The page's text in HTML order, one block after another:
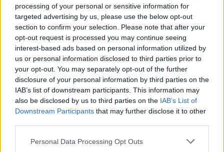
processing of your personal or sensitive information for
targeted advertising by us, please use the below opt-out
section to confirm your selection. Please note that after your
opt-out request is processed you may continue seeing
interest-based ads based on personal information utilized by
us or personal information disclosed to third parties prior to
your opt-out. You may separately opt-out of the further
disclosure of your personal information by third parties on the
IAB’s list of downstream participants. This information may
also be disclosed by us to third parties on the IAB’s List of
Downstream Participants that may further disclose it to other
Please note that this website/app uses one or more Google
Personal Data Processing Opt Outs
Ma, augusztus 8.: László
ünnepel – Milyen
jelentéssel bír a neve?
Napi horoszkóp 2026.
augusztus 8. – Az
Oroszlánkapu bátorságra
sarkall